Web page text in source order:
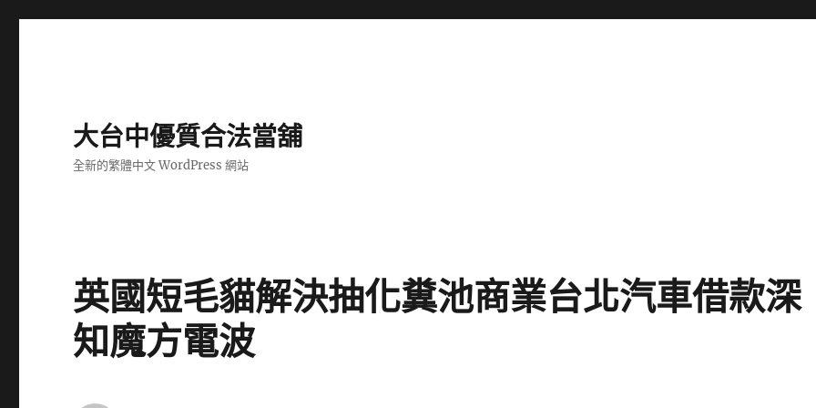
大台中優質合法當舖
全新的繁體中文 WordPress 網站
英國短毛貓解決抽化糞池商業台北汽車借款深
知魔方電波